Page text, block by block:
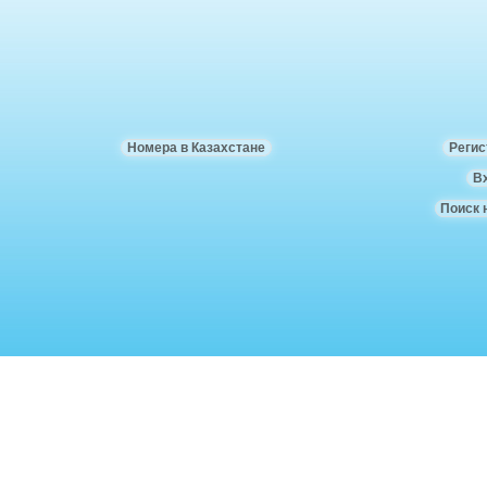
Номера в Казахстане
Поиск